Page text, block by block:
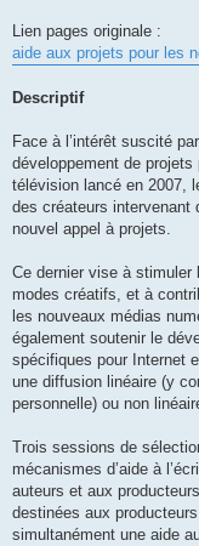
Lien pages originale :
aide aux projets pour les
Descriptif
Face à l’intérêt suscité
développement de
télévision lancé en 2007,
des créateurs intervenant
nouvel appel à projets.
Ce dernier vise à stimuler
modes créatifs, et à
les nouveaux médias
également soutenir le
spécifiques pour Internet
une diffusion linéaire (y
personnelle) ou non
Trois sessions de
mécanismes d’aide à
auteurs et aux
destinées aux
simultanément une aide